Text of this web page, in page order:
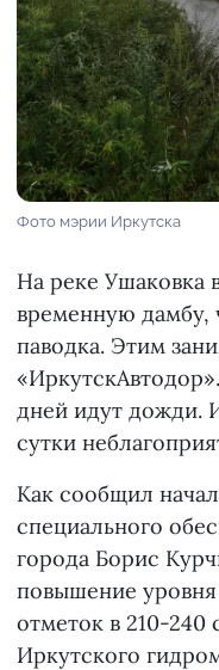
Фото мэрии Иркутска
На реке Ушаковка
временную дамбу,
паводка. Этим
дней идут дожди.
сутки
Как сообщил
специального
города Борис
повышение
отметок в 210-
Иркутского